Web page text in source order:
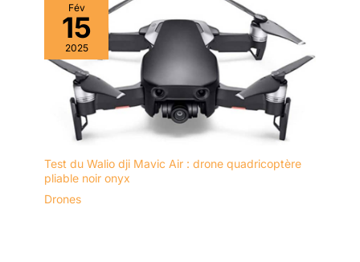
Fév
15
2025
Test du Walio dji Mavic Air : drone quadricoptère
pliable noir onyx
Drones